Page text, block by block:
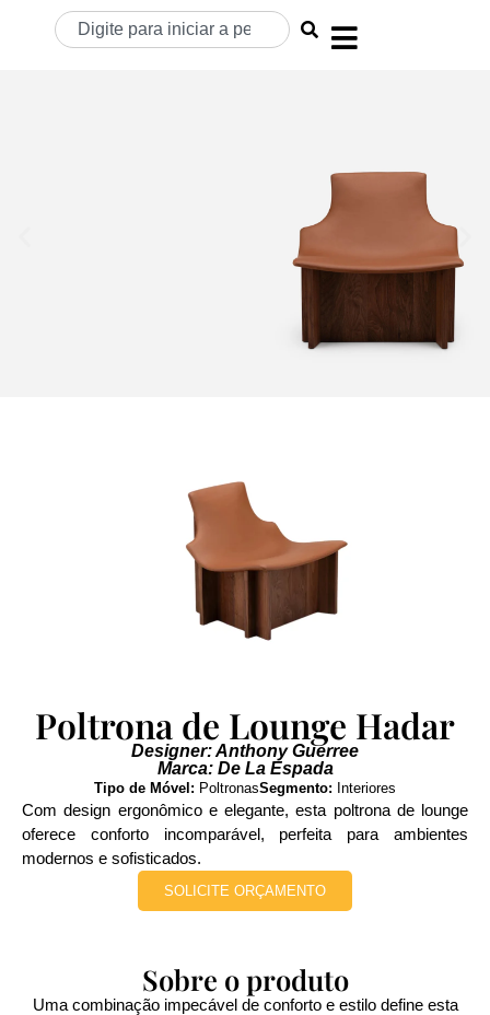
Poltrona de Lounge Hadar
Designer: Anthony Guerree
Marca: De La Espada
Tipo de Móvel: PoltronasSegmento: Interiores
Com design ergonômico e elegante, esta poltrona de lounge
oferece conforto incomparável, perfeita para ambientes
modernos e sofisticados.
SOLICITE ORÇAMENTO
Sobre o produto
Uma combinação impecável de conforto e estilo define esta